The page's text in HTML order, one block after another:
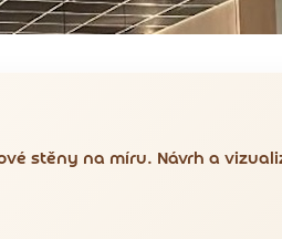
stěny na míru. Návrh a